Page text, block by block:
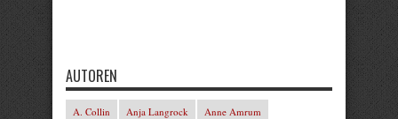
AUTOREN
A. Collin Anja Langrock
Anne Amrum